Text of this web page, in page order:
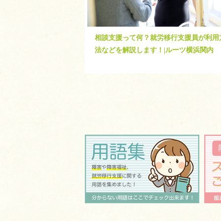
相談支援って何？就労移行支援員が利用
法などを解説します！|ルーツ横浜関内